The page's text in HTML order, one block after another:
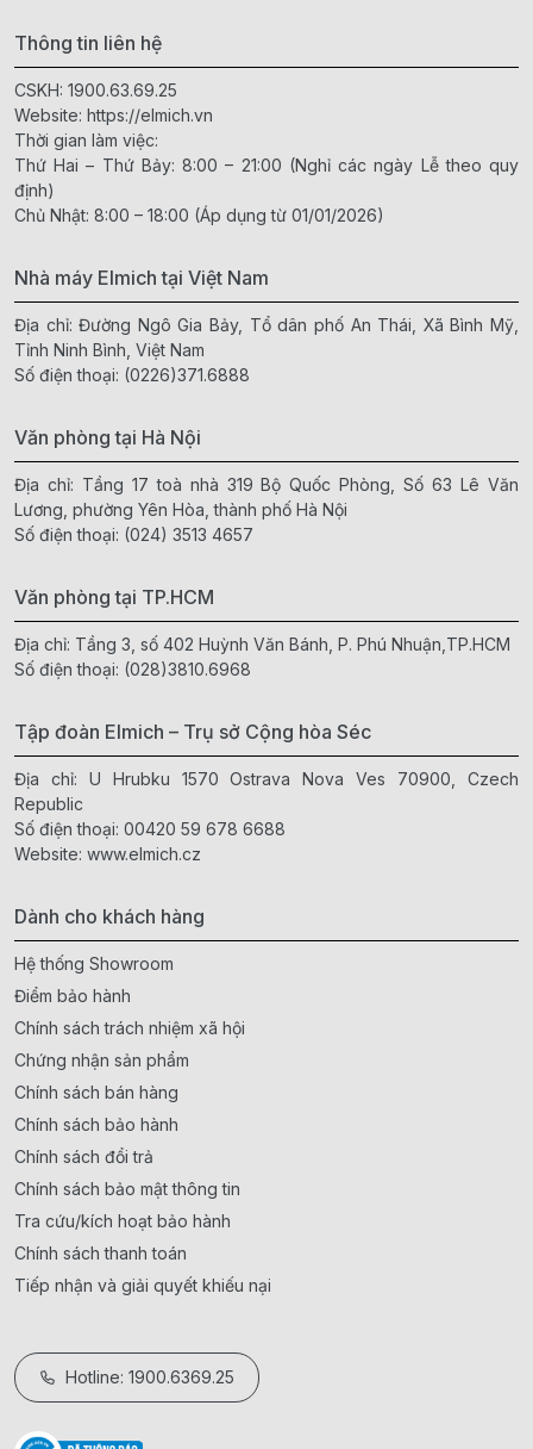
Thông tin liên hệ
CSKH: 1900.63.69.25
Website: https://elmich.vn
Thời gian làm việc:
Thứ Hai – Thứ Bảy: 8:00 – 21:00 (Nghỉ các ngày Lễ theo quy
định)
Chủ Nhật: 8:00 – 18:00 (Áp dụng từ 01/01/2026)
Nhà máy Elmich tại Việt Nam
Địa chỉ: Đường Ngô Gia Bảy, Tổ dân phố An Thái, Xã Bình Mỹ,
Tỉnh Ninh Bình, Việt Nam
Số điện thoại: (0226)371.6888
Văn phòng tại Hà Nội
Địa chỉ: Tầng 17 toà nhà 319 Bộ Quốc Phòng, Số 63 Lê Văn
Lương, phường Yên Hòa, thành phố Hà Nội
Số điện thoại: (024) 3513 4657
Văn phòng tại TP.HCM
Địa chỉ: Tầng 3, số 402 Huỳnh Văn Bánh, P. Phú Nhuận,TP.HCM
Số điện thoại: (028)3810.6968
Tập đoàn Elmich – Trụ sở Cộng hòa Séc
Địa chỉ: U Hrubku 1570 Ostrava Nova Ves 70900, Czech
Republic
Số điện thoại: 00420 59 678 6688
Website: www.elmich.cz
Dành cho khách hàng
Hệ thống Showroom
Điểm bảo hành
Chính sách trách nhiệm xã hội
Chứng nhận sản phẩm
Chính sách bán hàng
Chính sách bảo hành
Chính sách đổi trả
Chính sách bảo mật thông tin
Tra cứu/kích hoạt bảo hành
Chính sách thanh toán
Tiếp nhận và giải quyết khiếu nại
Hotline: 1900.6369.25